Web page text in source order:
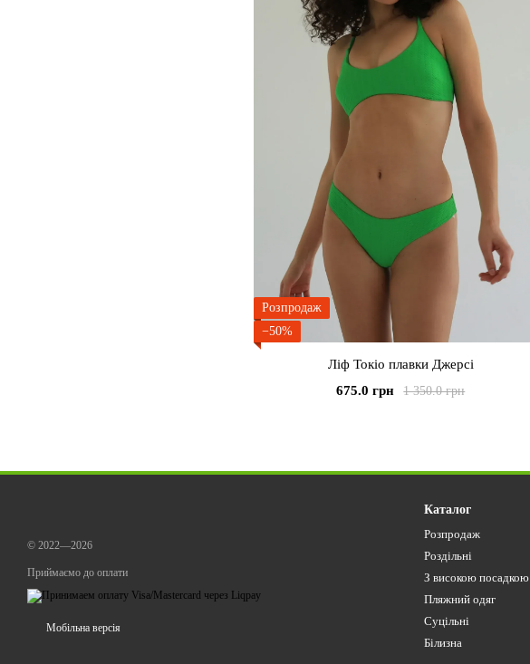
Розпродаж
−50%
Ліф Токіо плавки Джерсі
1 350.0 грн
675.0 грн
© 2022—2026
Приймаємо до оплати
Мобільна версія
Каталог
Розпродаж
Роздільні
З високою посадкою
Пляжний одяг
Суцільні
Білизна